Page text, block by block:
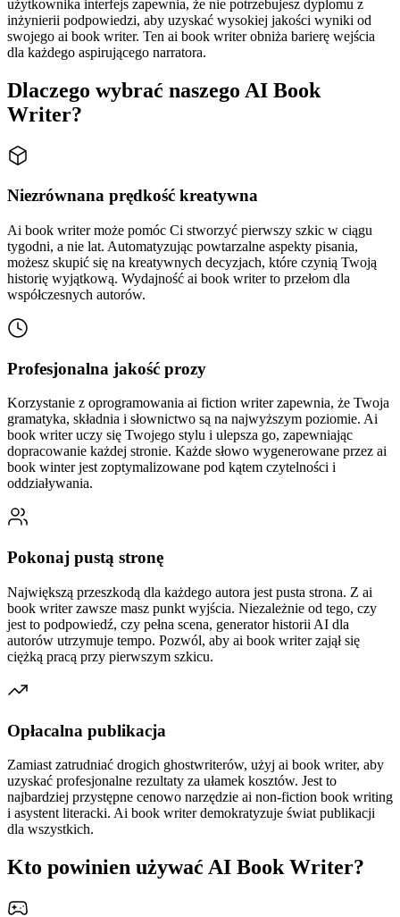
użytkownika interfejs zapewnia, że nie potrzebujesz dyplomu z
inżynierii podpowiedzi, aby uzyskać wysokiej jakości wyniki od
swojego ai book writer. Ten ai book writer obniża barierę wejścia
dla każdego aspirującego narratora.
Dlaczego wybrać naszego AI Book
Writer?
Niezrównana prędkość kreatywna
Ai book writer może pomóc Ci stworzyć pierwszy szkic w ciągu
tygodni, a nie lat. Automatyzując powtarzalne aspekty pisania,
możesz skupić się na kreatywnych decyzjach, które czynią Twoją
historię wyjątkową. Wydajność ai book writer to przełom dla
współczesnych autorów.
Profesjonalna jakość prozy
Korzystanie z oprogramowania ai fiction writer zapewnia, że Twoja
gramatyka, składnia i słownictwo są na najwyższym poziomie. Ai
book writer uczy się Twojego stylu i ulepsza go, zapewniając
dopracowanie każdej stronie. Każde słowo wygenerowane przez ai
book winter jest zoptymalizowane pod kątem czytelności i
oddziaływania.
Pokonaj pustą stronę
Największą przeszkodą dla każdego autora jest pusta strona. Z ai
book writer zawsze masz punkt wyjścia. Niezależnie od tego, czy
jest to podpowiedź, czy pełna scena, generator historii AI dla
autorów utrzymuje tempo. Pozwól, aby ai book writer zajął się
ciężką pracą przy pierwszym szkicu.
Opłacalna publikacja
Zamiast zatrudniać drogich ghostwriterów, użyj ai book writer, aby
uzyskać profesjonalne rezultaty za ułamek kosztów. Jest to
najbardziej przystępne cenowo narzędzie ai non-fiction book writing
i asystent literacki. Ai book writer demokratyzuje świat publikacji
dla wszystkich.
Kto powinien używać AI Book Writer?